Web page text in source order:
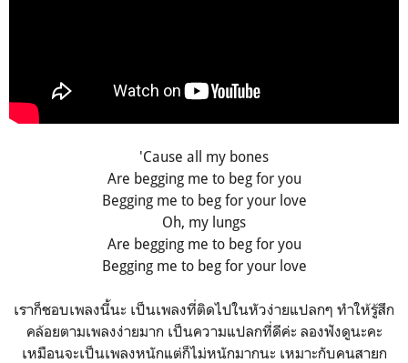
'Cause all my bones
Are begging me to beg for you
Begging me to beg for your love
Oh, my lungs
Are begging me to beg for you
Begging me to beg for your love
เราก็ชอบเพลงนี้นะ เป็นเพลงที่ติดไปในหัวง่ายแปลกๆ ทำให้รู้สึก
คล้อยตามเพลงง่ายมาก เป็นความแปลกที่ดีค่ะ ลองฟังดูนะคะ
เหมือนจะเป็นเพลงหนักแต่ก็ไม่หนักมากนะ เหมาะกับคนสายก